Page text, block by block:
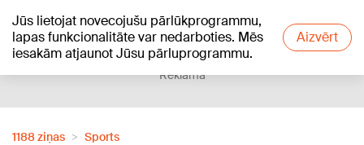
Jūs lietojat novecojušu pārlūkprogrammu,
lapas funkcionalitāte var nedarboties. Mēs
iesakām atjaunot Jūsu pārluprogrammu.
Aizvērt
+17°C
Reklāma
1188 ziņas
Sports